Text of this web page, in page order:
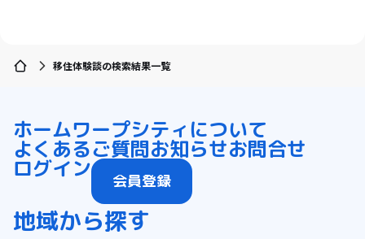
移住体験談の検索結果一覧
ホームワープシティについて
よくあるご質問お知らせお問合せ
ログイン 会員登録
地域から探す